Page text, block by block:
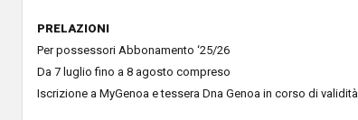
PRELAZIONI
Per possessori Abbonamento ‘25/26
Da 7 luglio fino a 8 agosto compreso
Iscrizione a MyGenoa e tessera Dna Genoa in corso di validità